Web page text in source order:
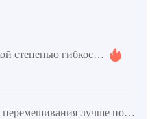
Автобетоносмесители с высокой степенью гибкости конструкции и руководство по применению в различных строительных условиях
Почему двухвинтовая система перемешивания лучше подходит для требований по смешиванию высокопрочного бетона? – Практические советы из отрасли